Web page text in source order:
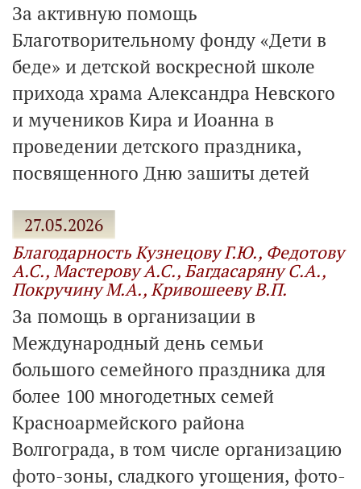
За активную помощь
Благотворительному фонду «Дети в
беде» и детской воскресной школе
прихода храма Александра Невского
и мучеников Кира и Иоанна в
проведении детского праздника,
посвященного Дню зашиты детей
27.05.2026
Благодарность Кузнецову Г.Ю., Федотову
А.С., Мастерову А.С., Багдасаряну С.А.,
Покручину М.А., Кривошееву В.П.
За помощь в организации в
Международный день семьи
большого семейного праздника для
более 100 многодетных семей
Красноармейского района
Волгограда, в том числе организацию
фото-зоны, сладкого угощения, фото-